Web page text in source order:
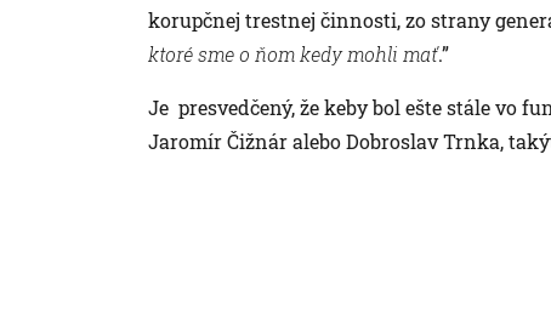
korupčnej trestnej činnosti, zo strany
ktoré sme o ňom kedy mohli mať.”
Je presvedčený, že keby bol ešte stále vo
Jaromír Čižnár alebo Dobroslav Trnka,